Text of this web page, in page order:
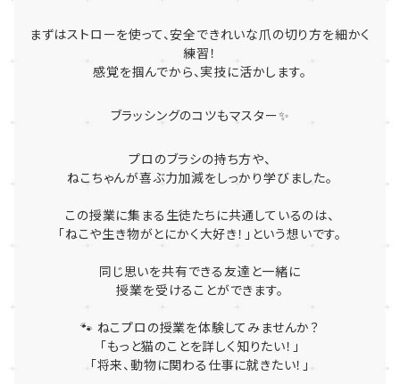
まずはストローを使って、安全できれいな爪の切り方を細かく
練習！
感覚を掴んでから、実技に活かします。
ブラッシングのコツもマスター✨
プロのブラシの持ち方や、
ねこちゃんが喜ぶ力加減をしっかり学びました。
この授業に集まる生徒たちに共通しているのは、
「ねこや生き物がとにかく大好き！」という想いです。
同じ思いを共有できる友達と一緒に
授業を受けることができます。
🐾 ねこプロの授業を体験してみませんか？
「もっと猫のことを詳しく知りたい！」
「将来、動物に関わる仕事に就きたい！」